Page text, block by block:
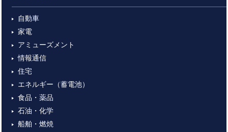
自動車
家電
アミューズメント
情報通信
住宅
エネルギー（蓄電池）
食品・薬品
石油・化学
船舶・燃焼